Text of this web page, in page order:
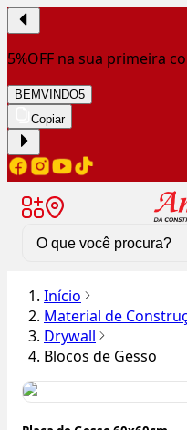
5%OFF na sua primeira
BEMVINDO5
Copiar
Início
Material de
Drywall
Blocos de Gesso